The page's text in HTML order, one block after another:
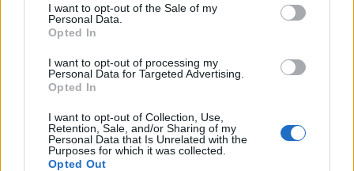
I want to opt-out of the Sale of my
Personal Data.
Opted In
I want to opt-out of processing my
Personal Data for Targeted Advertising.
Opted In
I want to opt-out of Collection, Use,
Retention, Sale, and/or Sharing of my
Personal Data that Is Unrelated with the
Purposes for which it was collected.
Opted Out